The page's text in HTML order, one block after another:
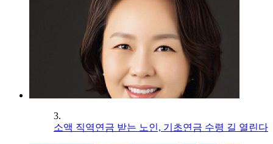
3.
소액 직역연금 받는 노인, 기초연금 수령 길 열린다